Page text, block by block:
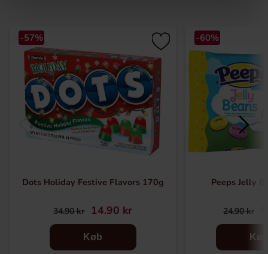
-57%
Dots Holiday Festive Flavors 170g
34.90 kr 14.90 kr
Køb
-60%
Peeps Jelly
24.90 kr
Køb